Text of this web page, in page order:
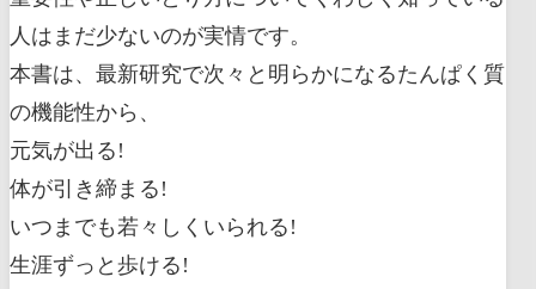
人はまだ少ないのが実情です。
本書は、最新研究で次々と明らかになるたんぱく質
の機能性から、
元気が出る!
体が引き締まる!
いつまでも若々しくいられる!
生涯ずっと歩ける!